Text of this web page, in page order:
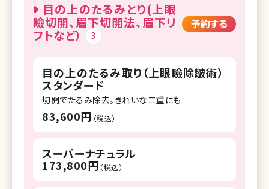
目の上のたるみとり(上眼
瞼切開、眉下切開法、眉下リ
フトなど）
3
予約する
目の上のたるみ取り（上眼瞼除皺術）
スタンダード
切開でたるみ除去。きれいな二重にも
83,600円 （税込）
スーパーナチュラル
173,800円 （税込）